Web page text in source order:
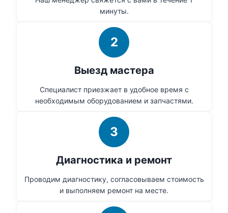
минуты.
2
Выезд мастера
Специалист приезжает в удобное время с
необходимым оборудованием и запчастями.
3
Диагностика и ремонт
Проводим диагностику, согласовываем стоимость
и выполняем ремонт на месте.